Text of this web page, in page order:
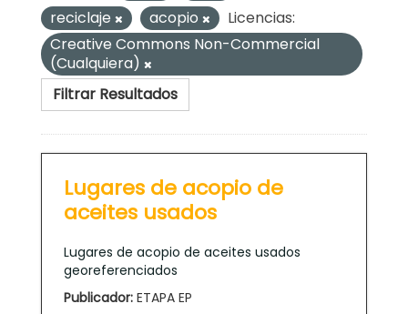
reciclaje
acopio
Licencias:
Creative Commons Non-Commercial
(Cualquiera)
Filtrar Resultados
Lugares de acopio de
aceites usados
Lugares de acopio de aceites usados
georeferenciados
Publicador: ETAPA EP